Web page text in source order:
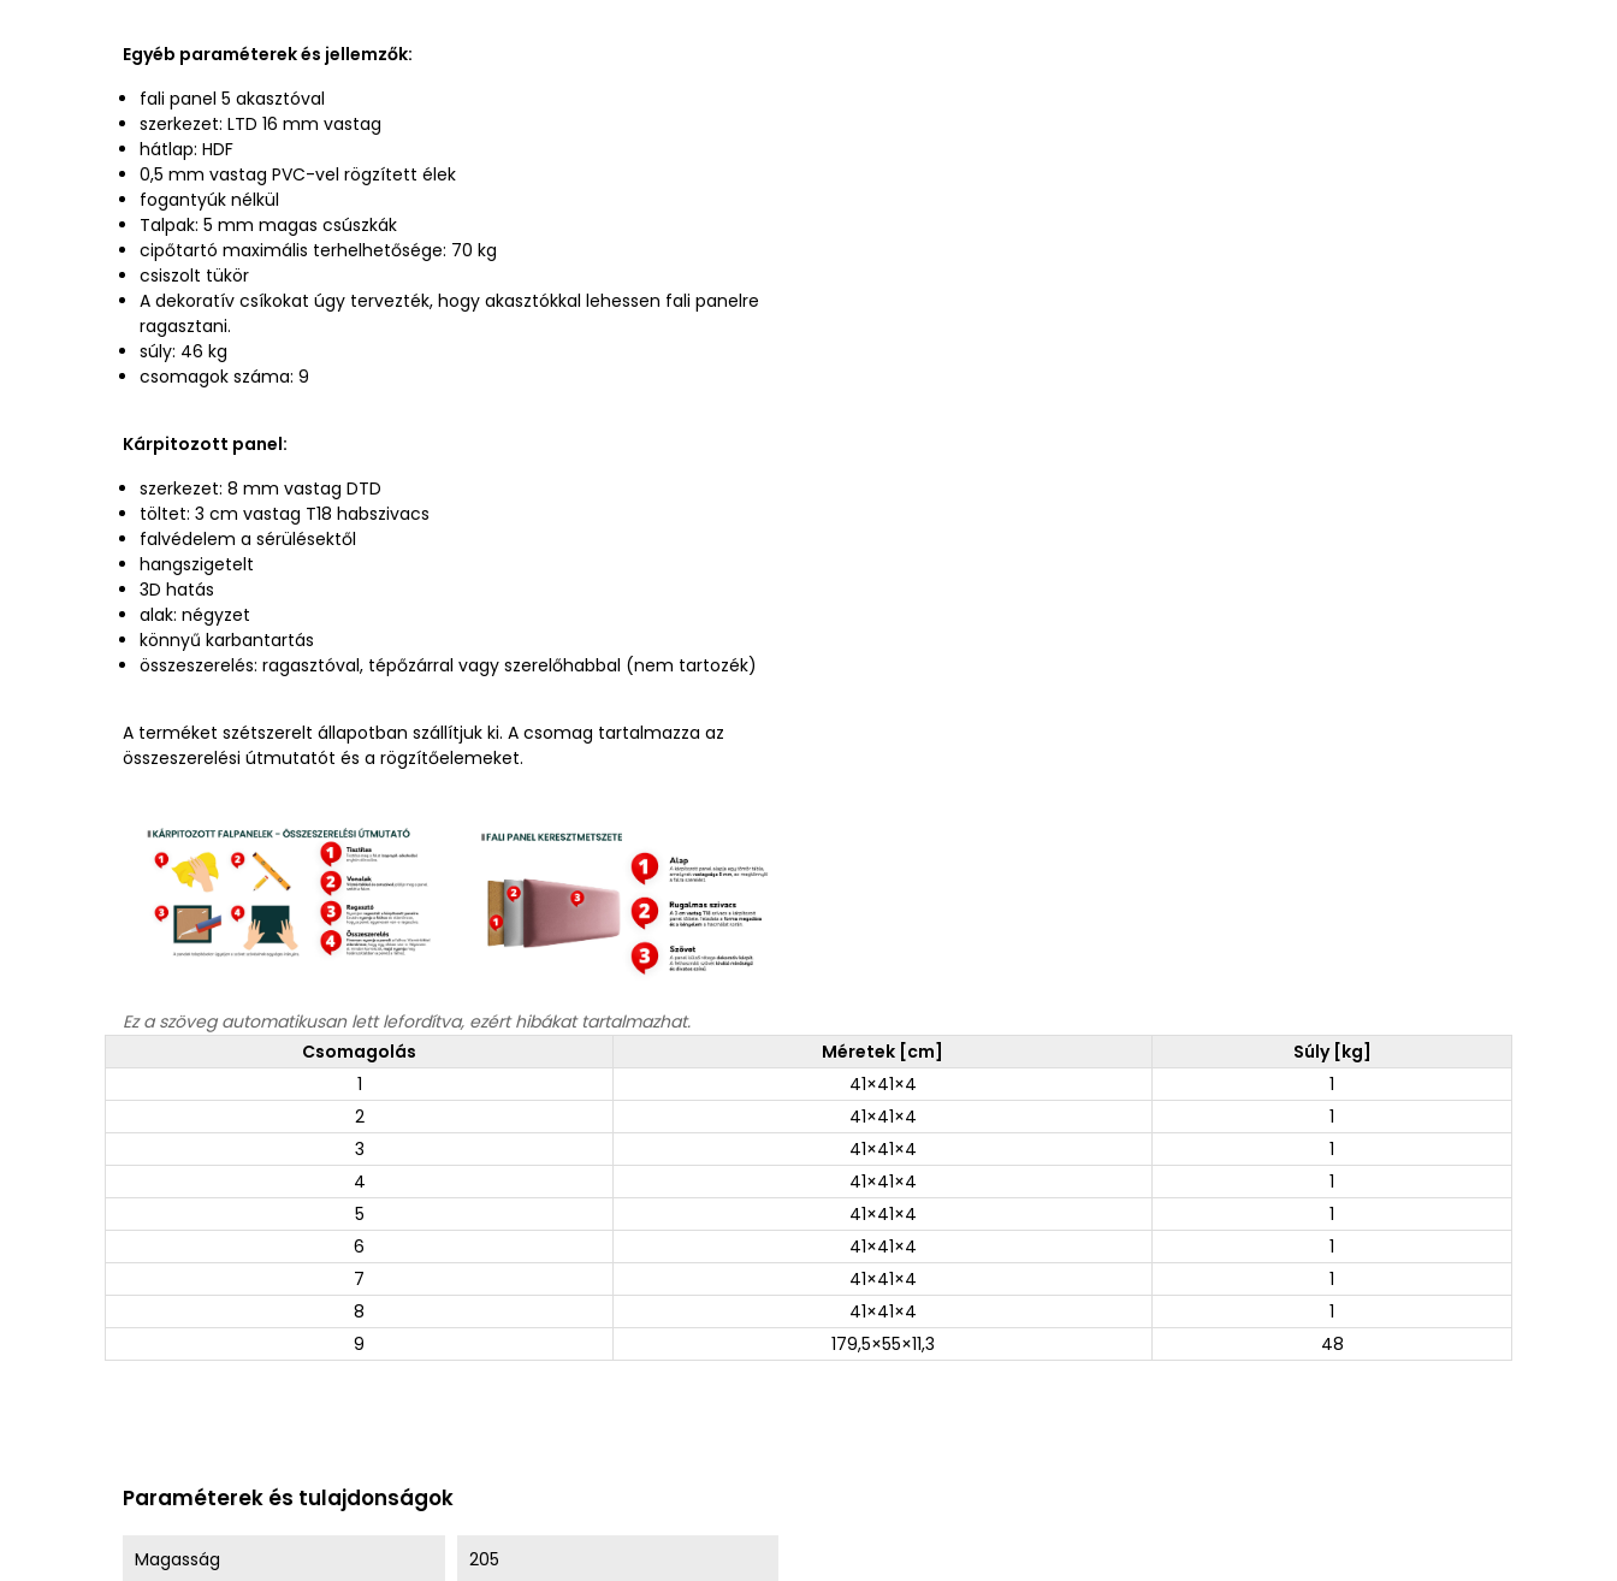
Egyéb paraméterek és jellemzők:
fali panel 5 akasztóval
szerkezet: LTD 16 mm vastag
hátlap: HDF
0,5 mm vastag PVC-vel rögzített élek
fogantyúk nélkül
Talpak: 5 mm magas csúszkák
cipőtartó maximális terhelhetősége: 70 kg
csiszolt tükör
A dekoratív csíkokat úgy tervezték, hogy akasztókkal lehessen fali panelre
ragasztani.
súly: 46 kg
csomagok száma: 9
Kárpitozott panel:
szerkezet: 8 mm vastag DTD
töltet: 3 cm vastag T18 habszivacs
falvédelem a sérülésektől
hangszigetelt
3D hatás
alak: négyzet
könnyű karbantartás
összeszerelés: ragasztóval, tépőzárral vagy szerelőhabbal (nem tartozék)
A terméket szétszerelt állapotban szállítjuk ki. A csomag tartalmazza az
összeszerelési útmutatót és a rögzítőelemeket.
Ez a szöveg automatikusan lett lefordítva, ezért hibákat tartalmazhat.
Csomagolás
Méretek [cm]
Súly [kg]
1
41×41×4
1
2
41×41×4
1
3
41×41×4
1
4
41×41×4
1
5
41×41×4
1
6
41×41×4
1
7
41×41×4
1
8
41×41×4
1
9
179,5×55×11,3 48
Paraméterek és tulajdonságok
Magasság 205